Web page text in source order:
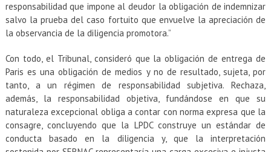
responsabilidad que impone al deudor la obligación de indemnizar
salvo la prueba del caso fortuito que envuelve la apreciación de
la observancia de la diligencia promotora.”
Con todo, el Tribunal, consideró que la obligación de entrega de
Paris es una obligación de medios y no de resultado, sujeta, por
tanto, a un régimen de responsabilidad subjetiva. Rechaza,
además, la responsabilidad objetiva, fundándose en que su
naturaleza excepcional obliga a contar con norma expresa que la
consagre, concluyendo que la LPDC construye un estándar de
conducta basado en la diligencia y, que la interpretación